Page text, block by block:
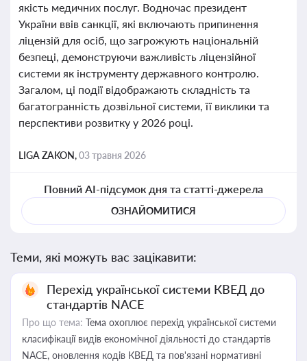
якість медичних послуг. Водночас президент
України ввів санкції, які включають припинення
ліцензій для осіб, що загрожують національній
безпеці, демонструючи важливість ліцензійної
системи як інструменту державного контролю.
Загалом, ці події відображають складність та
багатогранність дозвільної системи, її виклики та
перспективи розвитку у 2026 році.
LIGA ZAKON,03 травня 2026
Повний AI-підсумок дня та статті-джерела
ОЗНАЙОМИТИСЯ
Теми, які можуть вас зацікавити:
Перехід української системи КВЕД до
стандартів NACE
Про що тема: Тема охоплює перехід української системи
класифікації видів економічної діяльності до стандартів
NACE, оновлення кодів КВЕД та пов'язані нормативні